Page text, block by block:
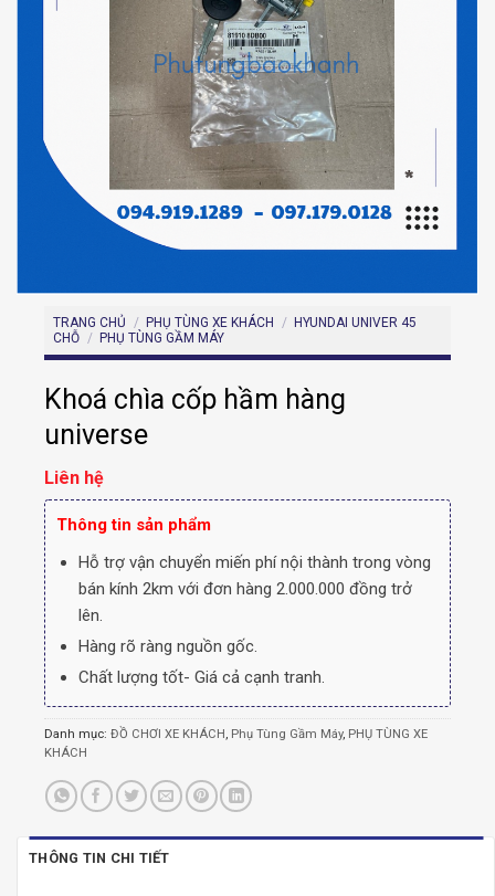
TRANG CHỦ / PHỤ TÙNG XE KHÁCH / HYUNDAI UNIVER 45
CHỖ / PHỤ TÙNG GẦM MÁY
Khoá chìa cốp hầm hàng
universe
Liên hệ
Thông tin sản phẩm
Hỗ trợ vận chuyển miến phí nội thành trong vòng
bán kính 2km với đơn hàng 2.000.000 đồng trở
lên.
Hàng rõ ràng nguồn gốc.
Chất lượng tốt- Giá cả cạnh tranh.
Danh mục: ĐỒ CHƠI XE KHÁCH , Phụ Tùng Gầm Máy, PHỤ TÙNG XE
KHÁCH
THÔNG TIN CHI TIẾT